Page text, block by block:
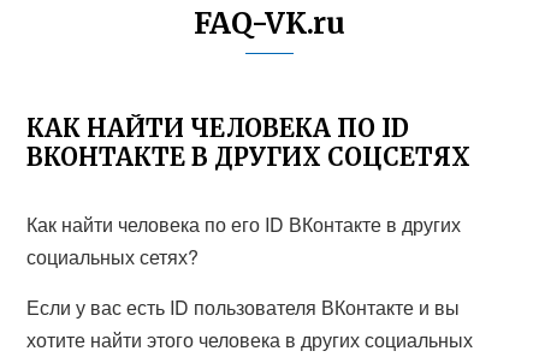
FAQ-VK.ru
КАК НАЙТИ ЧЕЛОВЕКА ПО ID
ВКОНТАКТЕ В ДРУГИХ СОЦСЕТЯХ
Как найти человека по его ID ВКонтакте в других
социальных сетях?
Если у вас есть ID пользователя ВКонтакте и вы
хотите найти этого человека в других социальных